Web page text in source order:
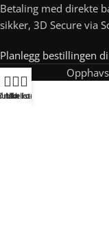
Betaling med direkte
sikker, 3D Secure via
Planlegg bestillingen
Min konto
Ved til